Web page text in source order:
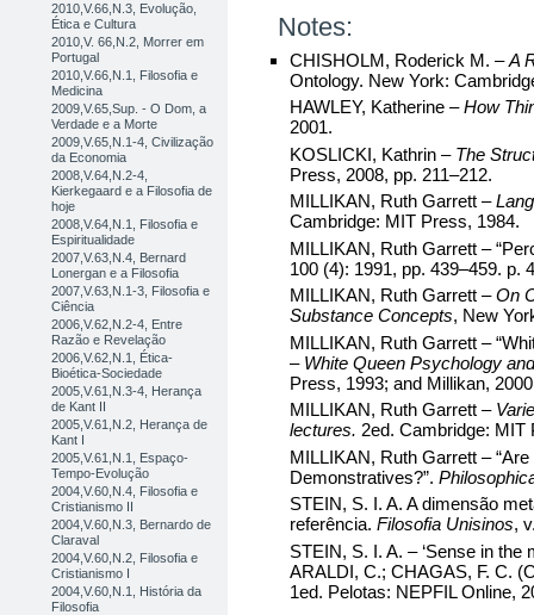
2010,V.66,N.3, Evolução,
Ética e Cultura
2010,V. 66,N.2, Morrer em
Portugal
2010,V.66,N.1, Filosofia e
Medicina
2009,V.65,Sup. - O Dom, a
Verdade e a Morte
2009,V.65,N.1-4, Civilização
da Economia
2008,V.64,N.2-4,
Kierkegaard e a Filosofia de
hoje
2008,V.64,N.1, Filosofia e
Espiritualidade
2007,V.63,N.4, Bernard
Lonergan e a Filosofia
2007,V.63,N.1-3, Filosofia e
Ciência
2006,V.62,N.2-4, Entre
Razão e Revelação
2006,V.62,N.1, Ética-
Bioética-Sociedade
2005,V.61,N.3-4, Herança
de Kant II
2005,V.61,N.2, Herança de
Kant I
2005,V.61,N.1, Espaço-
Tempo-Evolução
2004,V.60,N.4, Filosofia e
Cristianismo II
2004,V.60,N.3, Bernardo de
Claraval
2004,V.60,N.2, Filosofia e
Cristianismo I
2004,V.60,N.1, História da
Filosofia
Notes:
CHISHOLM, Roderick M. –A
Ontology. New York:
HAWLEY, Katherine –How
2001.
KOSLICKI, Kathrin – The
Press, 2008, pp. 211–212.
MILLIKAN, Ruth Garrett –
Cambridge: MIT Press, 1984.
MILLIKAN, Ruth Garrett –
100 (4): 1991, pp. 439–459. p.
MILLIKAN, Ruth Garrett –On
Substance Concepts, New
MILLIKAN, Ruth Garrett –
– White Queen Psychology
Press, 1993; and Millikan,
MILLIKAN, Ruth Garrett –
lectures. 2ed. Cambridge: MIT
MILLIKAN, Ruth Garrett –
Demonstratives?”.
STEIN, S. I. A. A dimensão
referência. Filosofia Unisinos,
STEIN, S. I. A. – ‘Sense in
ARALDI, C.; CHAGAS, F. C.
1ed. Pelotas: NEPFIL Online,